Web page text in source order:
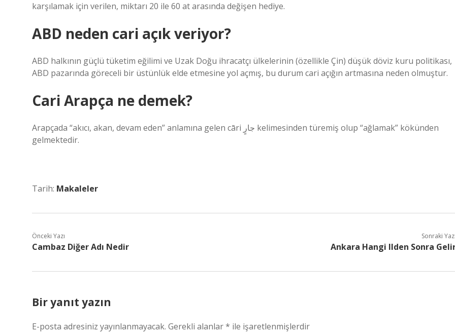
karşılamak için verilen, miktarı 20 ile 60 at arasında değişen hediye.
ABD neden cari açık veriyor?
ABD halkının güçlü tüketim eğilimi ve Uzak Doğu ihracatçı ülkelerinin (özellikle Çin) düşük döviz kuru politikası,
ABD pazarında göreceli bir üstünlük elde etmesine yol açmış, bu durum cari açığın artmasına neden olmuştur.
Cari Arapça ne demek?
Arapçada “akıcı, akan, devam eden” anlamına gelen cāri جارٍ kelimesinden türemiş olup “ağlamak” kökünden
gelmektedir.
Tarih: Makaleler
Önceki Yazı
Cambaz Diğer Adı Nedir
Sonraki
Ankara Hangi Ilden Sonra
Bir yanıt yazın
E-posta adresiniz yayınlanmayacak. Gerekli alanlar* ile işaretlenmişlerdir